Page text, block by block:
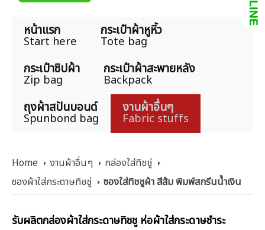
หน้าแรก
Start here
กระเป๋าผ้าหูหิ้ว
Tote bag
กระเป๋าซิปผ้า
Zip bag
กระเป๋าผ้าสะพายหลัง
Backpack
ถุงผ้าสปันบอนด์
Spunbond bag
งานผ้าอื่นๆ
Fabric stuffs
Home งานผ้าอื่นๆ
กล่องใส่ทิชชู่
ซองผ้าใส่กระดาษทิชชู่
ซองใส่ทิชชูผ้า สีส้ม พิมพ์สกรีนน้ำเงิน
รับผลิตกล่องผ้าใส่กระดาษทิชชู ห่อผ้าใส่กระดาษชำระ